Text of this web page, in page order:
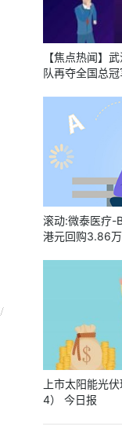
【焦点热闻】
队再夺全国总冠
滚动:微泰医疗-
港元回购3.86
上市太阳能光
4） 今日报